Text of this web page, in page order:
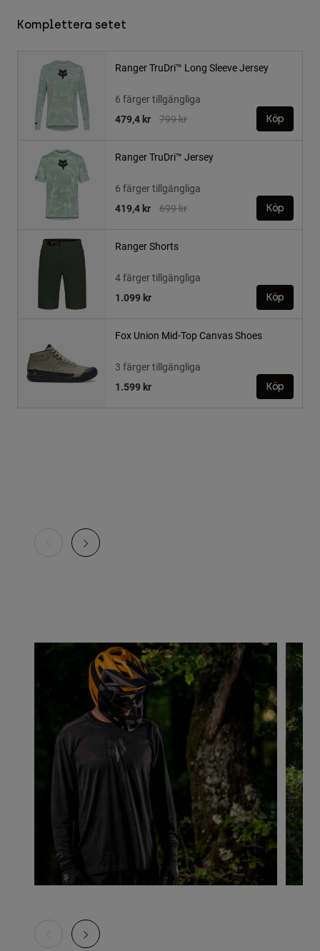
Komplettera setet
Ranger TruDri™ Long Sleeve Jersey
6 färger tillgängliga
Price reduced from
799 krto
479,4 kr Köp
Ranger TruDri™ Jersey
6 färger tillgängliga
Price reduced from
699 krto
419,4 kr Köp
Ranger Shorts
4 färger tillgängliga
1.099 kr
Köp
Fox Union Mid-Top Canvas Shoes
3 färger tillgängliga
1.599 kr
Köp